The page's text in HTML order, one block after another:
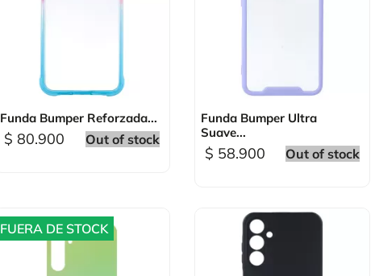
Vista rápida
Funda Bumper Reforzada...
$ 80.900 Out of stock
Vista rápida
Funda Bumper Ultra
Suave...
$ 58.900 Out of stock
FUERA DE STOCK